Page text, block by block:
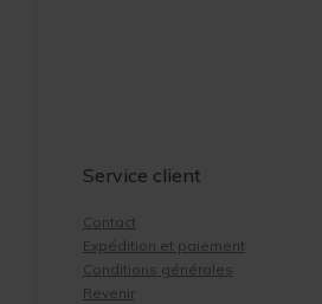
Service client
Contact
Expédition et paiement
Conditions générales
Revenir